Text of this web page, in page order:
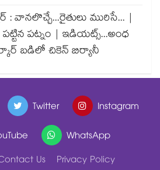
: వానలొచ్చే...రైతులు మురిసే... |
పట్టిన పట్నం | ఇడియట్స్...అంధ
బడిలో చికెన్ బిర్యానీ
Twitter
Instagram
WhatsApp
Us
Privacy Policy